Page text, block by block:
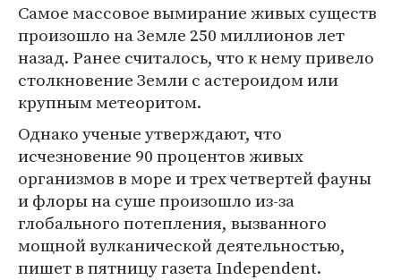
Самое массовое вымирание живых существ
произошло на Земле 250 миллионов лет
назад. Ранее считалось, что к нему привело
столкновение Земли с астероидом или
крупным метеоритом.
Однако ученые утверждают, что
исчезновение 90 процентов живых
организмов в море и трех четвертей фауны
и флоры на суше произошло из-за
глобального потепления, вызванного
мощной вулканической деятельностью,
пишет в пятницу газета Independent.